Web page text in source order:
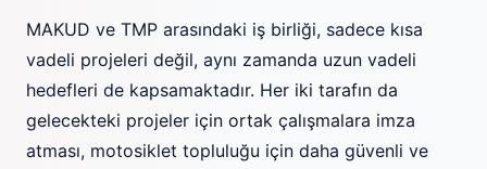
MAKUD ve TMP arasındaki iş birliği, sadece kısa
vadeli projeleri değil, aynı zamanda uzun vadeli
hedefleri de kapsamaktadır. Her iki tarafın da
gelecekteki projeler için ortak çalışmalara imza
atması, motosiklet topluluğu için daha güvenli ve